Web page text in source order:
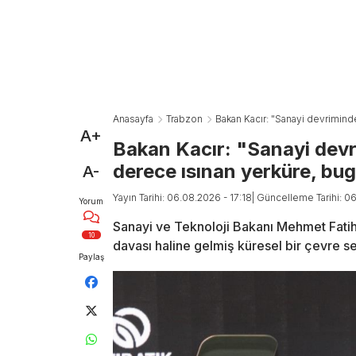
A+
A-
Yorum
10
Paylaş
Anasayfa Trabzon Bakan Kacır: "Sanayi
Bakan Kacır: "Sanayi
derece ısınan yerküre,
Yayın Tarihi: 06.08.2026 - 17:18 | Güncelleme Tarihi:
Sanayi ve Teknoloji Bakanı Mehmet
davası haline gelmiş küresel bir çevre